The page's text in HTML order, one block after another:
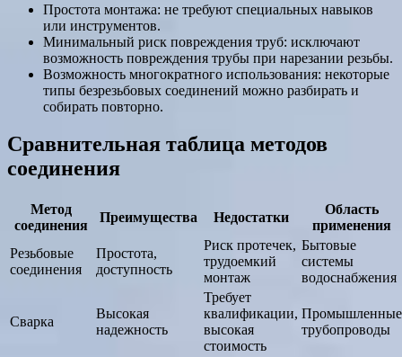
Простота монтажа: не требуют специальных навыков
или инструментов.
Минимальный риск повреждения труб: исключают
возможность повреждения трубы при нарезании резьбы.
Возможность многократного использования: некоторые
типы безрезьбовых соединений можно разбирать и
собирать повторно.
Сравнительная таблица методов
соединения
Метод
соединения
Преимущества Недостатки
Область
применения
Резьбовые
соединения
Простота,
доступность
Риск протечек,
трудоемкий
монтаж
Бытовые
системы
водоснабжения
Сварка
Высокая
надежность
Требует
квалификации,
высокая
стоимость
Промышленные
трубопроводы